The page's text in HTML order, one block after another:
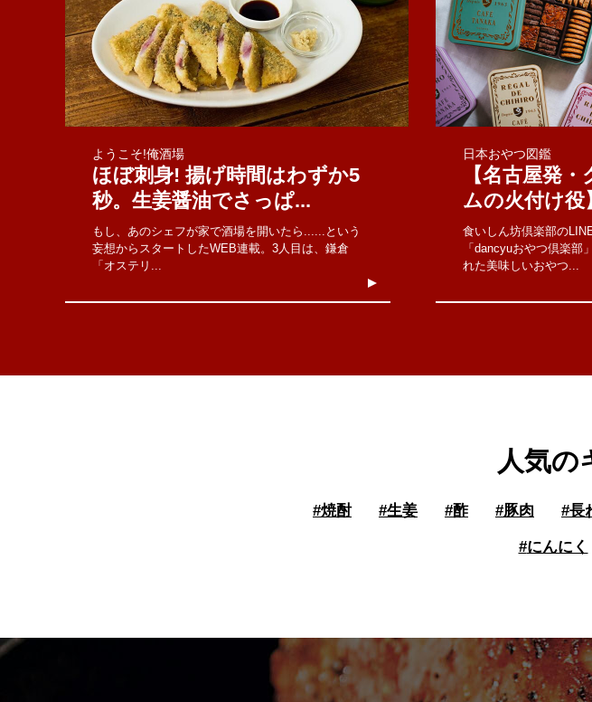
ようこそ!俺酒場
ほぼ刺身! 揚げ時間はわずか5
秒。生姜醤油でさっぱ...
もし、あのシェフが家で酒場を開いたら......という
妄想からスタートしたWEB連載。3人目は、鎌倉
「オステリ...
日本おやつ図鑑
【名古屋発
ムの火付け役
食いしん坊倶楽部の
「dancyuおやつ倶楽部
れた美味しいおやつ...
人気の
#焼酎 #生姜 #酢 #豚肉 #長
#にんにく